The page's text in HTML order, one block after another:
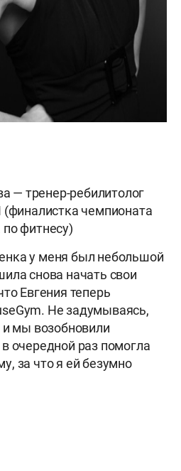
— тренер-ребилитолог
(финалистка чемпионата
фитнесу)
у меня был небольшой
снова начать свои
Евгения теперь
Не задумываясь,
и мы возобновили
очередной раз помогла
за что я ей безумно